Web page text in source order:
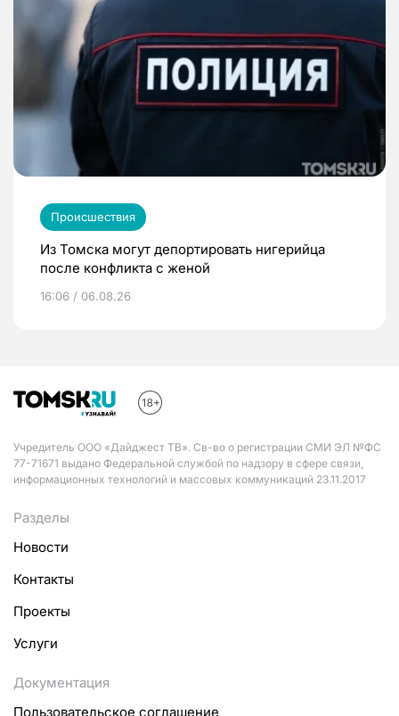
Происшествия
Из Томска могут депортировать нигерийца
после конфликта с женой
16:06 / 06.08.26
Учредитель ООО «Дайджест ТВ». Св-во о регистрации СМИ ЭЛ №ФС
77-71671 выдано Федеральной службой по надзору в сфере связи,
информационных технологий и массовых коммуникаций 23.11.2017
Разделы
Новости
Контакты
Проекты
Услуги
Документация
Пользовательское соглашение